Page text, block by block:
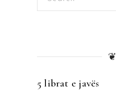
❦
5 librat e javës